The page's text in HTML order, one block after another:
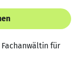
für